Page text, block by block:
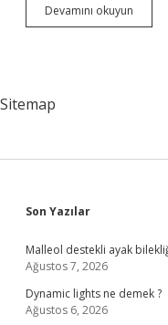
Devamını okuyun
Sitemap
Sidebar
Son Yazılar
Malleol destekli ayak
Ağustos 7, 2026
Dynamic lights ne demek ?
Ağustos 6, 2026